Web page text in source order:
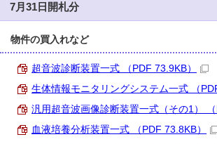
7月31日開札分
物件の買入れなど
超音波診断装置一式 （PDF 73.9KB）
生体情報モニタリングシステム一式 （
汎用超音波画像診断装置一式（その1） （
血液培養分析装置一式 （PDF 73.8KB）